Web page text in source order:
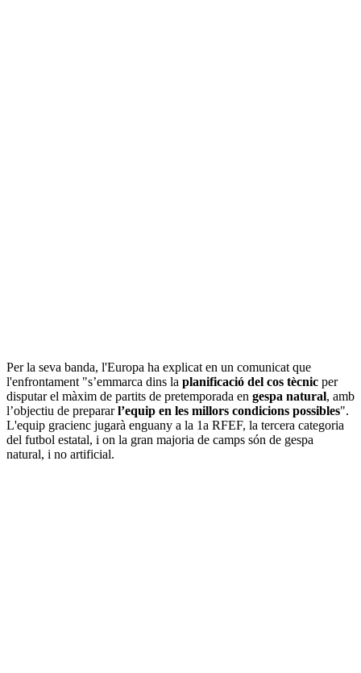
Per la seva banda, l'Europa ha explicat en un comunicat que
l'enfrontament "s’emmarca dins la planificació del cos tècnic per
disputar el màxim de partits de pretemporada en gespa natural, amb
l’objectiu de prepararl’equip en les millors condicions possibles".
L'equip gracienc jugarà enguany a la 1a RFEF, la tercera categoria
del futbol estatal, i on la gran majoria de camps són de gespa
natural, i no artificial.